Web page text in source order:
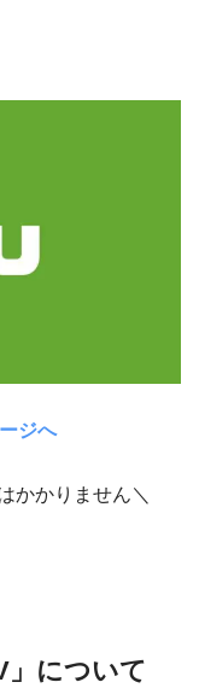
ジへ
かかりません＼
」について